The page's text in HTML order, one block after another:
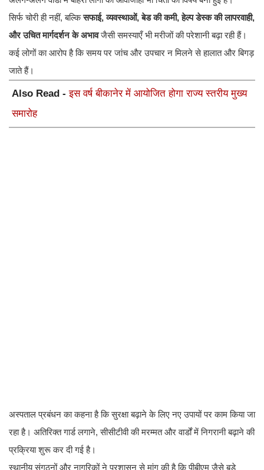
सिर्फ चोरी ही नहीं, बल्किसफाई, व्यवस्थाओं, बेड की कमी, हेल्प डेस्क की लापरवाही,
और उचित मार्गदर्शन के अभावजैसी समस्याएँ भी मरीजों की परेशानी बढ़ा रही हैं।
कई लोगों का आरोप है कि समय पर जांच और उपचार न मिलने से हालात और बिगड़
जाते हैं।
Also Read -इस वर्ष बीकानेर में आयोजित होगा राज्य स्तरीय मुख्य
समारोह
अस्पताल प्रबंधन का कहना है कि सुरक्षा बढ़ाने के लिए नए उपायों पर काम किया जा
रहा है। अतिरिक्त गार्ड लगाने, सीसीटीवी की मरम्मत और वार्डों में निगरानी बढ़ाने की
प्रक्रिया शुरू कर दी गई है।
स्थानीय संगठनों और नागरिकों ने प्रशासन से मांग की है कि पीबीएम जैसे बड़े